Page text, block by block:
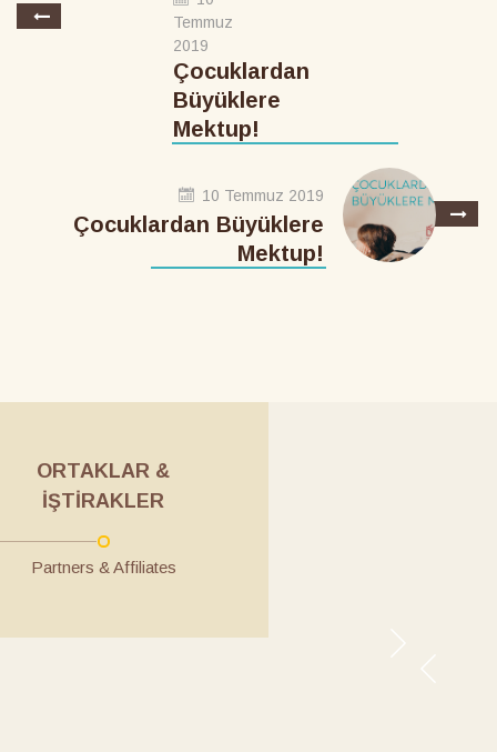
Temmuz
2019
Çocuklardan
Büyüklere
Mektup!
10 Temmuz 2019
Çocuklardan Büyüklere
Mektup!
ORTAKLAR &
İŞTIRAKLER
Partners & Affiliates